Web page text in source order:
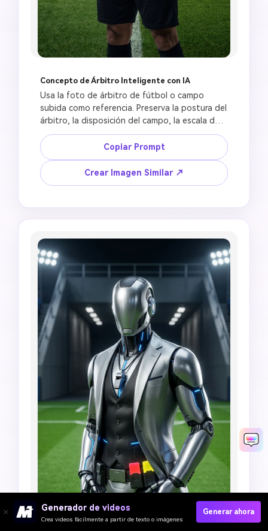
Concepto de Árbitro Inteligente con IA
Usa la foto de árbitro de fútbol o campo
subida como referencia. Preserva la postura del
árbitro, la disposición del campo, la escala del
estadio y la dirección de la luz. Crea una
imagen futurista de árbitro de fútbol con IA
con sensores portátiles inteligentes, interfaz
de decisión con brillo sutil, equipación moderna
de árbitro negro, datos de partido
estadio, recorte Instagram 4:5, sin logotipos
oficiales, sin escudos de equipos, sin paneles
distorsionada, sin palabras falsas, sin horror
corporal robótico.
Copiar Prompt
Crear Imagen Similar ↗
Generador de videos
Crea videos fácilmente a partir de texto o imágenes
Generar ahora